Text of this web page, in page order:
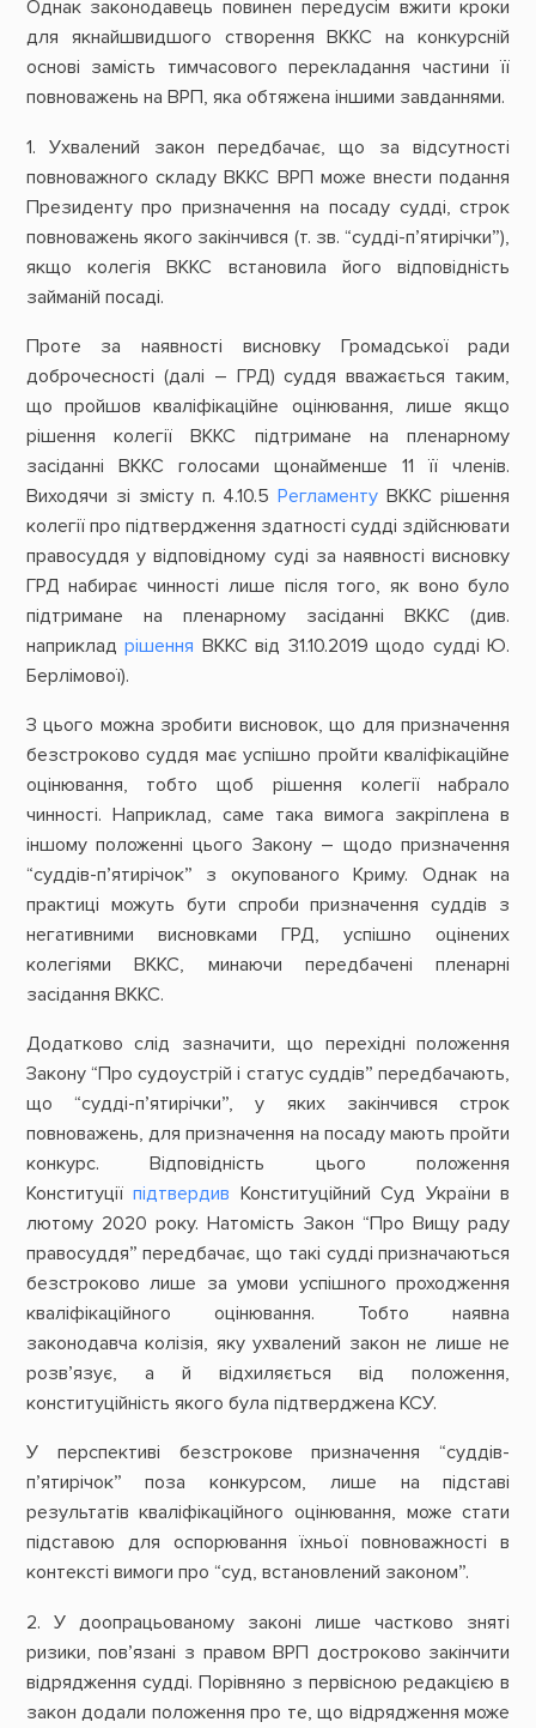
Однак законодавець повинен передусім вжити кроки
для якнайшвидшого створення ВККС на конкурсній
основі замість тимчасового перекладання частини її
повноважень на ВРП, яка обтяжена іншими завданнями.
1. Ухвалений закон передбачає, що за відсутності
повноважного складу ВККС ВРП може внести подання
Президенту про призначення на посаду судді, строк
повноважень якого закінчився (т. зв. “судді-п’ятирічки”),
якщо колегія ВККС встановила його відповідність
займаній посаді.
Проте за наявності висновку Громадської ради
доброчесності (далі – ГРД) суддя вважається таким,
що пройшов кваліфікаційне оцінювання, лише якщо
рішення колегії ВККС підтримане на пленарному
засіданні ВККС голосами щонайменше 11 її членів.
Виходячи зі змісту п. 4.10.5Регламенту ВККС рішення
колегії про підтвердження здатності судді здійснювати
правосуддя у відповідному суді за наявності висновку
ГРД набирає чинності лише після того, як воно було
підтримане на пленарному засіданні ВККС (див.
наприкладрішення ВККС від 31.10.2019 щодо судді Ю.
Берлімової).
З цього можна зробити висновок, що для призначення
безстроково суддя має успішно пройти кваліфікаційне
оцінювання, тобто щоб рішення колегії набрало
чинності. Наприклад, саме така вимога закріплена в
іншому положенні цього Закону – щодо призначення
“суддів-п’ятирічок” з окупованого Криму. Однак на
практиці можуть бути спроби призначення суддів з
негативними висновками ГРД, успішно оцінених
колегіями ВККС, минаючи передбачені пленарні
засідання ВККС.
Додатково слід зазначити, що перехідні положення
Закону “Про судоустрій і статус суддів” передбачають,
що “судді-п’ятирічки”, у яких закінчився строк
повноважень, для призначення на посаду мають пройти
конкурс. Відповідність цього положення
Конституціїпідтвердив Конституційний Суд України в
лютому 2020 року. Натомість Закон “Про Вищу раду
правосуддя” передбачає, що такі судді призначаються
безстроково лише за умови успішного проходження
кваліфікаційного оцінювання. Тобто наявна
законодавча колізія, яку ухвалений закон не лише не
розв’язує, а й відхиляється від положення,
конституційність якого була підтверджена КСУ.
У перспективі безстрокове призначення “суддів-
п’ятирічок” поза конкурсом, лише на підставі
результатів кваліфікаційного оцінювання, може стати
підставою для оспорювання їхньої повноважності в
контексті вимоги про “суд, встановлений законом”.
2. У доопрацьованому законі лише частково зняті
ризики, пов’язані з правом ВРП достроково закінчити
відрядження судді. Порівняно з первісною редакцією в
закон додали положення про те, що відрядження може